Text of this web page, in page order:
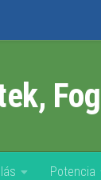
Potencia